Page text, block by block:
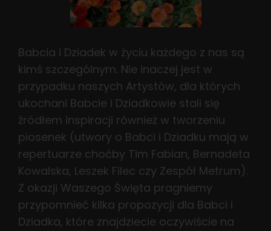
Babcia i Dziadek w życiu każdego z nas są
kimś szczególnym. Nie inaczej jest w
przypadku naszych Artystów, dla których
ukochani Babcie i Dziadkowie stali się
źródłem inspiracji również w tworzeniu
piosenek (utwory o Babci i Dziadku mają w
repertuarze choćby Tim Fabian, Bernadeta
Kowalska, Leszek Filec czy Zespół Metrum).
Z okazji Waszego Święta pragniemy
przypomnieć kilka propozycji dla Babci i
Dziadka, które znajdziecie oczywiście na